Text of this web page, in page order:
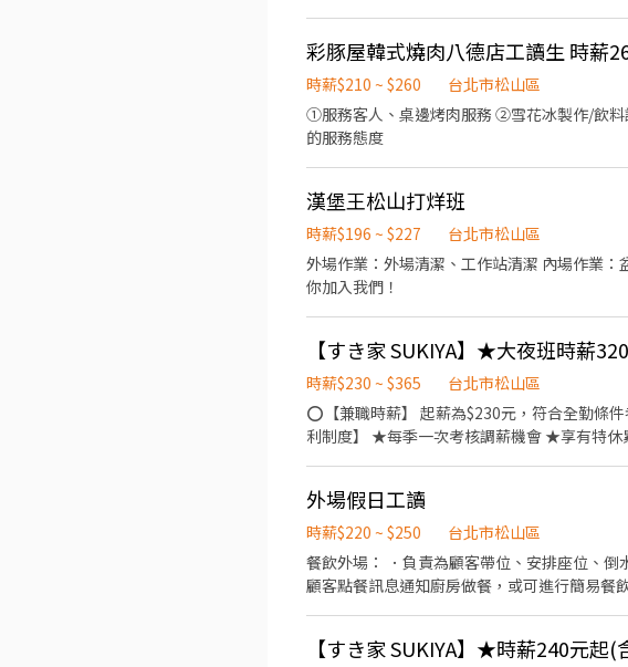
彩豚屋韓式燒肉八德店工讀生 時薪
時薪$210 ~ $260
台北市松山區
①服務客人、桌邊烤肉服務 ②雪花冰製作/飲
的服務態度
漢堡王松山打烊班
時薪$196 ~ $227
台北市松山區
外場作業：外場清潔、工作站清潔 內場作業
你加入我們！
時薪$230 ~ $365
台北市松山區
⭕【兼職時薪】 起薪為$230元，符合全勤條件
利制度】 ★每季一次考核調薪機會 ★享有特
★提供完善職前教育訓練 ⭕【經營理念】 我們是日本第一的速食連鎖ZENSHO集團，我們的理念是"消滅世界的飢餓和貧困"，
目標是成為全球第一的連鎖餐飲集團。 我們
哩，並以舒適衛生的用餐環境、熱情用心的
人一起、朋友一起，皆可享受用餐的樂趣。
外場假日工讀
時薪$220 ~ $250
台北市松山區
餐飲外場： ．負責為顧客帶位、安排座位、
顧客點餐訊息通知廚房做餐，或可進行簡易餐
重量。 ．負責擺盤、打包外帶服務。
【すき家 SUKIYA】★時薪240元